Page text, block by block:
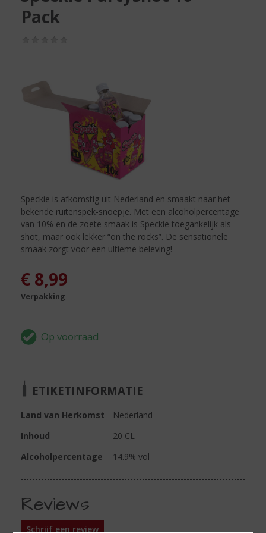
Pack
Speckie is afkomstig uit Nederland en smaakt naar het
bekende ruitenspek-snoepje. Met een alcoholpercentage
van 10% en de zoete smaak is Speckie toegankelijk als
shot, maar ook lekker “on the rocks”. De sensationele
smaak zorgt voor een ultieme beleving!
€ 8,99
Verpakking
ETIKETINFORMATIE
Land van Herkomst
Nederland
Inhoud
20 CL
Alcoholpercentage
14.9% vol
Reviews
Schrijf een review